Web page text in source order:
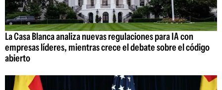
La Casa Blanca analiza nuevas regulaciones para IA con
empresas líderes, mientras crece el debate sobre el código
abierto